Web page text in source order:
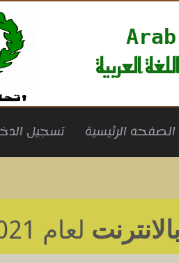
العربية
تسجيل الصفحه الرئيسية
لعام 2021